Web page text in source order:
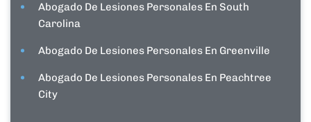
Abogado De Lesiones Personales En South
Carolina
Abogado De Lesiones Personales En Greenville
Abogado De Lesiones Personales En Peachtree
City